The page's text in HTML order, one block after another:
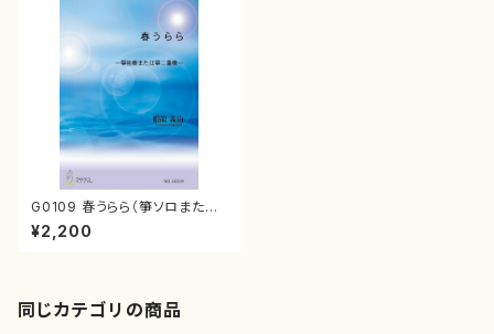
G0109 春うらら（箏ソロまたは
二重奏/眼龍義治/楽譜）
¥2,200
同じカテゴリの商品